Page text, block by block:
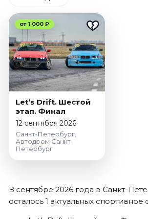
Январь 2027
Стендап
Август 2026
Сентябрь 2026
Октябрь 2026
Ноябрь 2026
Декабрь 2026
Выставки
Август 2026
Декабрь 2026
Январь 2027
Август 2026
Сентябрь 2026
от 1 000 ₽
Let’s Drift. Шестой
этап. Финал
12 сентября 2026
Санкт-Петербург,
Автодром Санкт-
Петербург
В сентябре 2026 года в Санкт-
осталось 1 актуальных спортивное